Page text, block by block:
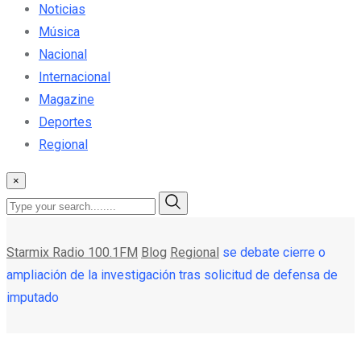
Noticias
Música
Nacional
Internacional
Magazine
Deportes
Regional
×
Starmix Radio 100.1FM Blog Regional se debate cierre o
ampliación de la investigación tras solicitud de defensa de
imputado